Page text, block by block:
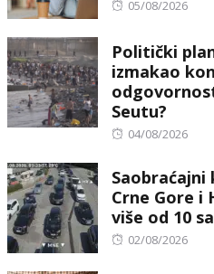
Posted
05/08/2026
Politički
izmakao
Seutu?
Posted
04/08/2026
Saobraćajni
Crne Gore i
više od 10
Posted
02/08/2026